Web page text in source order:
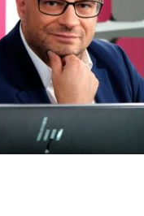
de Fabrice